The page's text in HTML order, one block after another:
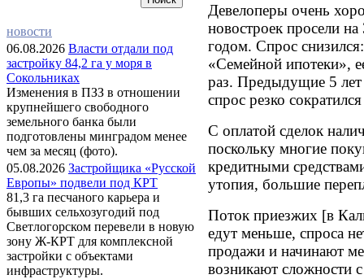
новости
06.08.2026 Власти отдали под
застройку 84,2 га у моря в
Сокольниках
Изменения в ПЗЗ в отношении
крупнейшего свободного
земельного банка были
подготовлены минградом менее
чем за месяц (фото).
05.08.2026 Застройщика «Русской
Европы» подвели под КРТ
81,3 га песчаного карьера и
бывших сельхозугодий под
Светлогорском перевели в новую
зону Ж-КРТ для комплексной
застройки с объектами
инфраструктуры.
Девелоперы очень
новостроек просели
годом. Спрос
«Семейной ипотеки»,
раз. Предыдущие 5 лет
спрос резко
С оплатой сделок
поскольку многие
кредитными
утопия, большие
Поток приезжих [в
едут меньше, спроса
продажи и начинают
возникают сложности